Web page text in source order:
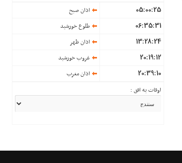
05:00:25 اذان صبح
06:35:31 طلوع خورشید
13:28:24 اذان ظهر
20:19:12 غروب خورشید
20:39:10
اذان مغرب
اوقات به افق :